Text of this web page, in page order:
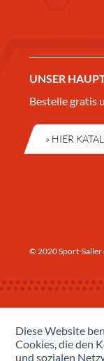
UNSER
Bestelle gratis
» HIER
© 2020 Sport-Saller
Diese Website
Cookies, die den
und sozialen